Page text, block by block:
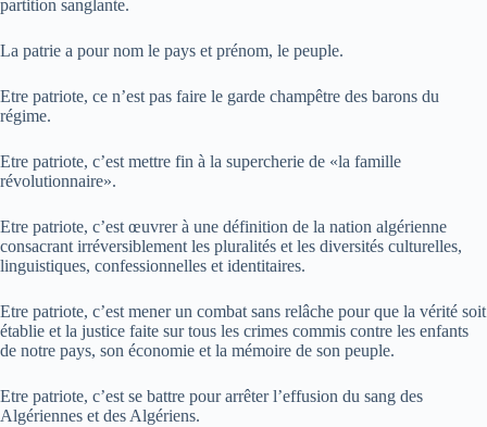
partition sanglante.
La patrie a pour nom le pays et prénom, le peuple.
Etre patriote, ce n’est pas faire le garde champêtre des barons du
régime.
Etre patriote, c’est mettre fin à la supercherie de «la famille
révolutionnaire».
Etre patriote, c’est œuvrer à une définition de la nation algérienne
consacrant irréversiblement les pluralités et les diversités culturelles,
linguistiques, confessionnelles et identitaires.
Etre patriote, c’est mener un combat sans relâche pour que la vérité soit
établie et la justice faite sur tous les crimes commis contre les enfants
de notre pays, son économie et la mémoire de son peuple.
Etre patriote, c’est se battre pour arrêter l’effusion du sang des
Algériennes et des Algériens.